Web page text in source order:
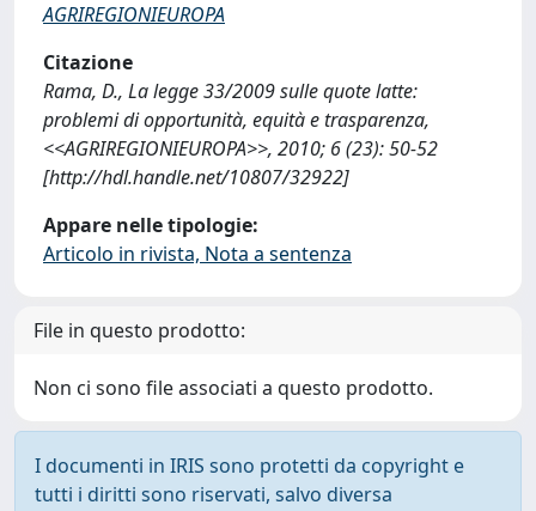
AGRIREGIONIEUROPA
Citazione
Rama, D., La legge 33/2009 sulle quote latte:
problemi di opportunità, equità e trasparenza,
<<AGRIREGIONIEUROPA>>, 2010; 6 (23): 50-52
[http://hdl.handle.net/10807/32922]
Appare nelle tipologie:
Articolo in rivista, Nota a sentenza
File in questo prodotto:
Non ci sono file associati a questo prodotto.
I documenti in IRIS sono protetti da copyright e
tutti i diritti sono riservati, salvo diversa